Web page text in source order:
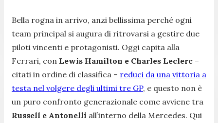
Bella rogna in arrivo, anzi bellissima perché ogni
team principal si augura di ritrovarsi a gestire due
piloti vincenti e protagonisti. Oggi capita alla
Ferrari, con Lewis Hamilton e Charles Leclerc –
citati in ordine di classifica – reduci da una vittoria a
testa nel volgere degli ultimi tre GP, e questo non è
un puro confronto generazionale come avviene tra
Russell e Antonelli all’interno della Mercedes. Qui